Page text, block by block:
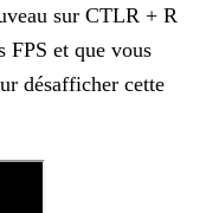
sur CTLR + R
FPS et que vous
désafficher cette